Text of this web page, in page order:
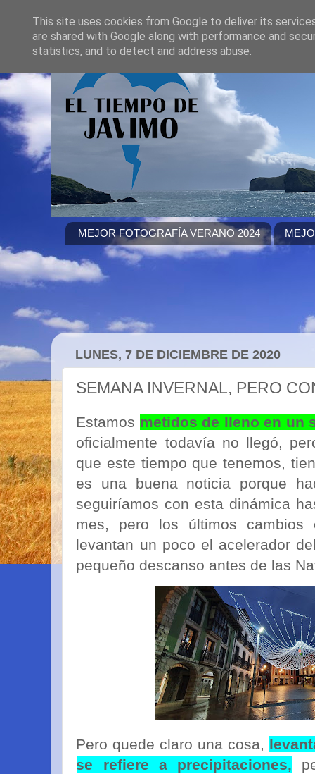
MEJOR FOTOGRAFÍA VERANO 2024
LUNES, 7 DE DICIEMBRE DE 2020
SEMANA INVERNAL, PERO
Estamos metidos de lleno en un
oficialmente todavía no llegó,
que este tiempo que tenemos,
es una buena noticia porque
seguiríamos con esta dinámica
mes, pero los últimos
levantan un poco el acelerador
pequeño descanso antes de las
Pero quede claro una cosa,
se refiere a precipitaciones,
This site uses cookies from Google to deliver its
are shared with Google along with performance and
statistics, and to detect and address abuse.